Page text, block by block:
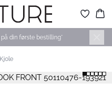
din første bestilling*